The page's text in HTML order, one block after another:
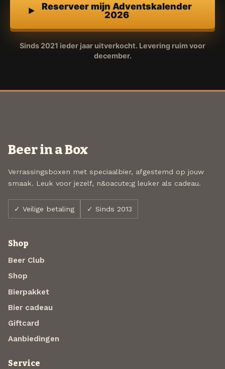
Reserveer mijn Adventskalender
2026
Sinds 2021 ieder jaar uitverkocht. Levering ruim voor
december.
Beer in a Box
Verrassingsboxen met speciaalbier, afgestemd op jouw
smaak. Leuk voor jezelf, n&oacute;g leuker als cadeau.
✓ Veilige betaling ✓ Sinds 2013
Shop
Beer Club
Shop
Bierpakket
Bier cadeau
Giftcard
Aanbiedingen
Service